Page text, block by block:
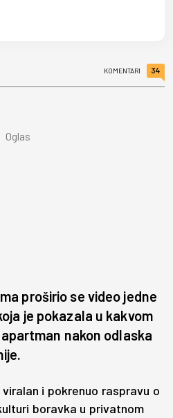
KOMENTARI 34
proširio se video jedne
je pokazala u kakvom
nakon odlaska
i pokrenuo raspravu o
boravka u privatnom